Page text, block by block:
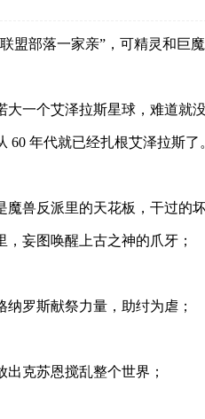
盟部落一家亲”，可精灵和巨
一个艾泽拉斯星球，难道就
60 年代就已经扎根艾泽拉斯
兽反派里的天花板，干过的
妄图唤醒上古之神的爪牙；
罗斯献祭力量，助纣为虐；
克苏恩搅乱整个世界；